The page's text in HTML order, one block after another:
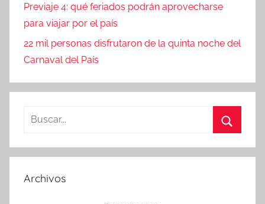
Previaje 4: qué feriados podrán aprovecharse
para viajar por el país
22 mil personas disfrutaron de la quinta noche del
Carnaval del País
Buscar:
Archivos